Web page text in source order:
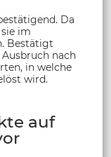
Da
im
Bestätigt
nach
in welche
wird.
auf